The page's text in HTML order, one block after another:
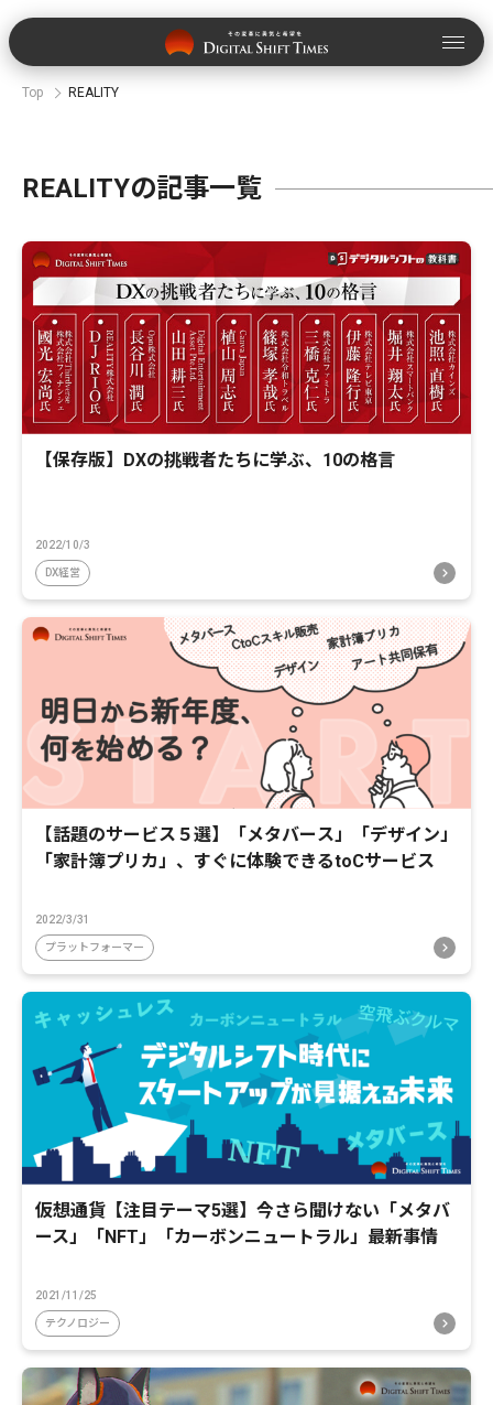
Top REALITY
REALITYの記事一覧
【保存版】DXの挑戦者たちに学ぶ、10の格言
2022/10/3
DX経営
【話題のサービス５選】「メタバース」「デザイン」
「家計簿プリカ」、すぐに体験できるtoCサービス
2022/3/31
プラットフォーマー
仮想通貨【注目テーマ5選】今さら聞けない「メタバ
ース」「NFT」「カーボンニュートラル」最新事情
2021/11/25
テクノロジー